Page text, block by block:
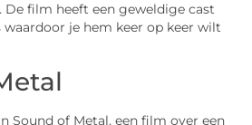
De film heeft een geweldige cast
waardoor je hem keer op keer wilt
Sound of Metal, een film over een